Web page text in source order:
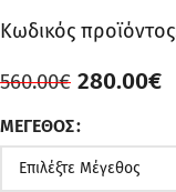
Κωδικός
560.00€ 280.00€
ΜΈΓΕΘΟΣ